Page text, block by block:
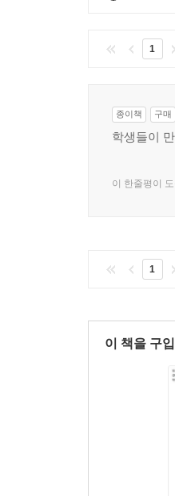
1
종이책 구매
학생들이
이 한줄평이
1
이 책을 구